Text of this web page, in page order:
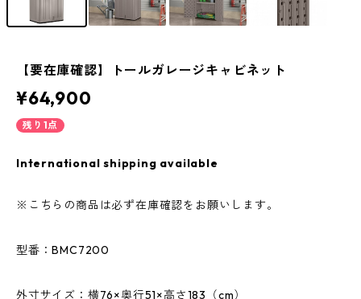
【要在庫確認】トールガレージキャビネット
¥64,900
残り1点
International shipping available
※こちらの商品は必ず在庫確認をお願いします。
型番：BMC7200
外寸サイズ：横76×奥行51×高さ183（cm）